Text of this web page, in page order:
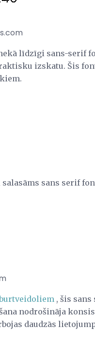
līdzīgi sans-serif
izskatu. Šis
sans serif
, šis
nodrošināja
daudzās